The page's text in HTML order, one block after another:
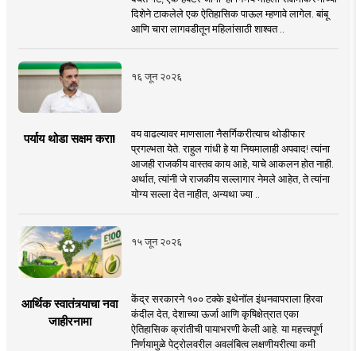
दिशेने टाकलेले एक ऐतिहासिक पाऊल म्हणावे लागेल. बांबू
आणि चारा लागवडीतून महिलांसाठी शाश्वत ..
१६ जून २०२६
पर्याय थोडा सक्षम करा!
वय वाढल्यावर माणसाला नैसर्गिकरीत्याच थोडीफार
प्रगल्भता येते. राहुल गांधी हे या नियमालाही अपवाद! त्यांना
आजही राजकीय वास्तव काय आहे, याचे आकलन होत नाही.
अर्थात, त्यांनी जे राजकीय सल्लागार नेमले आहेत, ते त्यांना
योग्य सल्ला देत नाहीत, अन्यथा ज्या ..
१५ जून २०२६
आर्थिक स्वातंत्र्याचा नवा
जाहीरनामा
केंद्र सरकारने १०० टक्के इथेनॉल इंधनवापराला हिरवा
कंदील देत, देशाच्या ऊर्जा आणि कृषिक्षेत्रात एका
ऐतिहासिक क्रांतीची पायाभरणी केली आहे. या महत्त्वपूर्ण
निर्णयामुळे पेट्रोलवरील अवलंबित्व लक्षणीयरीत्या कमी